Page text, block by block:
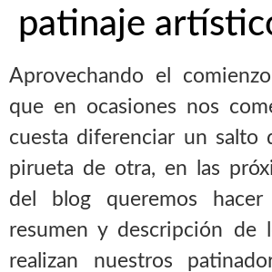
patinaje
Aprovechando el
que en ocasiones nos
cuesta diferenciar un salto
pirueta de otra, en las
del blog queremos
resumen y descripción de
realizan nuestros